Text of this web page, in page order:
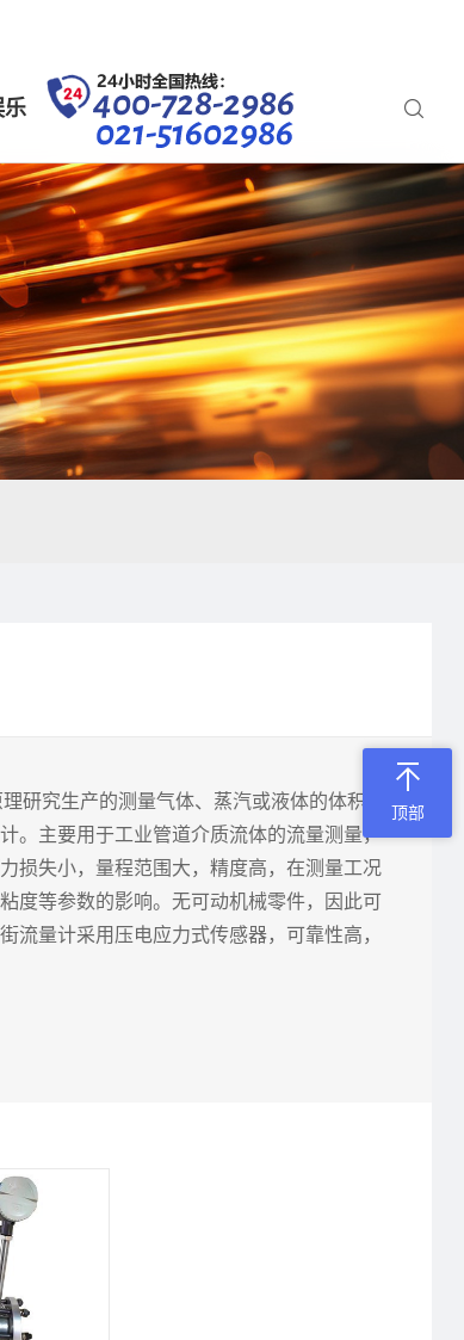
乐
研究生产的测量气体、蒸汽或液体的体积
。主要用于工业管道介质流体的流量测量，
损失小，量程范围大，精度高，在测量工况
度等参数的影响。无可动机械零件，因此可
流量计采用压电应力式传感器，可靠性高，
顶部